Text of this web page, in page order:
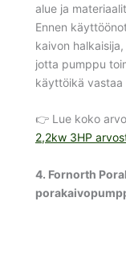
alue ja
Ennen
kaivon
jotta pumppu
käyttöikä vastaa
👉 Lue koko
2,2kw 3HP
4. Fornorth